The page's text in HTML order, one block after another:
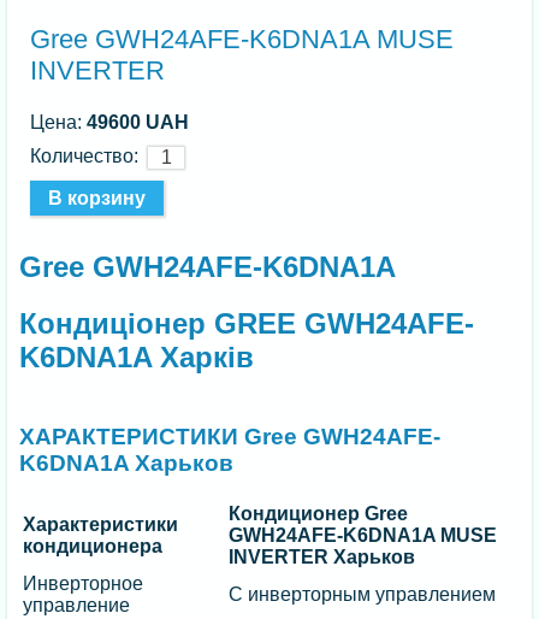
Gree GWH24AFE-K6DNA1A MUSE
INVERTER
Цена:49600 UAH
Количество:
Gree GWH24AFE-K6DNA1A
Кондиціонер GREE GWH24AFE-
K6DNA1A Харків
ХАРАКТЕРИСТИКИ Gree GWH24AFE-
K6DNA1A Харьков
Характеристики
кондиционера
Кондиционер Gree
GWH24AFE-K6DNA1A MUSE
INVERTER Харьков
Инверторное
управление
С инверторным управлением